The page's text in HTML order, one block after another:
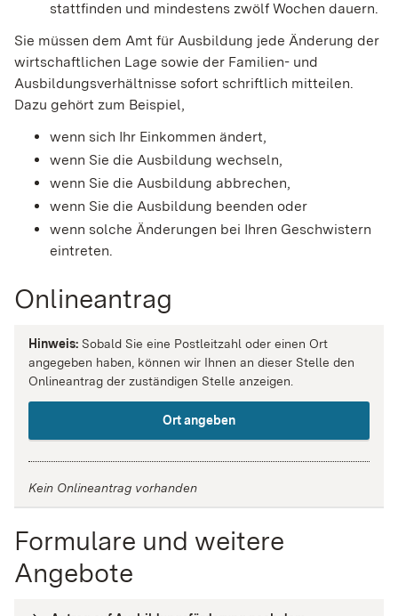
stattfinden und mindestens zwölf Wochen dauern.
Sie müssen dem Amt für Ausbildung jede Änderung der
wirtschaftlichen Lage sowie der Familien- und
Ausbildungsverhältnisse sofort schriftlich mitteilen.
Dazu gehört zum Beispiel,
wenn sich Ihr Einkommen ändert,
wenn Sie die Ausbildung wechseln,
wenn Sie die Ausbildung abbrechen,
wenn Sie die Ausbildung beenden oder
wenn solche Änderungen bei Ihren Geschwistern
eintreten.
Onlineantrag
Hinweis: Sobald Sie eine Postleitzahl oder einen Ort
angegeben haben, können wir Ihnen an dieser Stelle den
Onlineantrag der zuständigen Stelle anzeigen.
Ort angeben
Kein Onlineantrag vorhanden
Formulare und weitere
Angebote